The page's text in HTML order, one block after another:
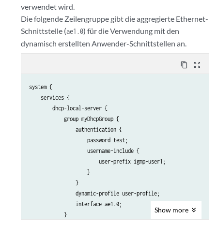
        }
    }
verwendet wird.
Die folgende Zeilengruppe gibt die aggregierte Ethernet-
Schnittstelle (ae1.0) für die Verwendung mit den
dynamisch erstellten Anwender-Schnittstellen an.
content_copy zoom_out_map
system {
    services {
        dhcp-local-server {
            group myDhcpGroup {
                authentication {
                    password test;
                    username-include {
                        user-prefix igmp-user1;
                    }
                }
                dynamic-profile user-profile;
                interface ae1.0;
            }
Show more